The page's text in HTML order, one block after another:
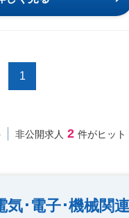
1
非公開求人 2 件がヒット
･電子･機械関